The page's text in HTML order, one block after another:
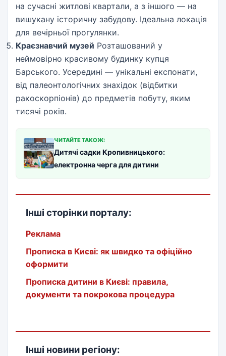
на сучасні житлові квартали, а з іншого — на
вишукану історичну забудову. Ідеальна локація
для вечірньої прогулянки.
Краєзнавчий музей Розташований у
неймовірно красивому будинку купця
Барського. Усередині — унікальні експонати,
від палеонтологічних знахідок (відбитки
ракоскорпіонів) до предметів побуту, яким
тисячі років.
ЧИТАЙТЕ ТАКОЖ:
Дитячі садки Кропивницького:
електронна черга для дитини
Інші сторінки порталу:
Реклама
Прописка в Києві: як швидко та офіційно
оформити
Прописка дитини в Києві: правила,
документи та покрокова процедура
Інші новини регіону: